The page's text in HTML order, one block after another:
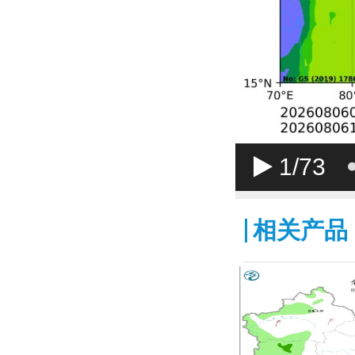
1/73
相关产品